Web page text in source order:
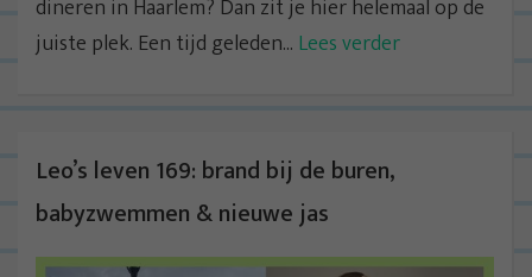
dineren in Haarlem? Dan zit je hier helemaal op de
juiste plek. Een tijd geleden... Lees verder
Leo’s leven 169: brand bij de buren,
babyzwemmen & nieuwe jas